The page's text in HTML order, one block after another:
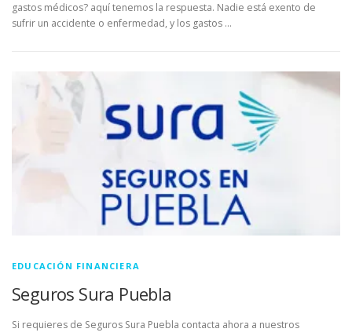
gastos médicos? aquí tenemos la respuesta. Nadie está exento de
sufrir un accidente o enfermedad, y los gastos …
EDUCACIÓN FINANCIERA
Seguros Sura Puebla
Si requieres de Seguros Sura Puebla contacta ahora a nuestros